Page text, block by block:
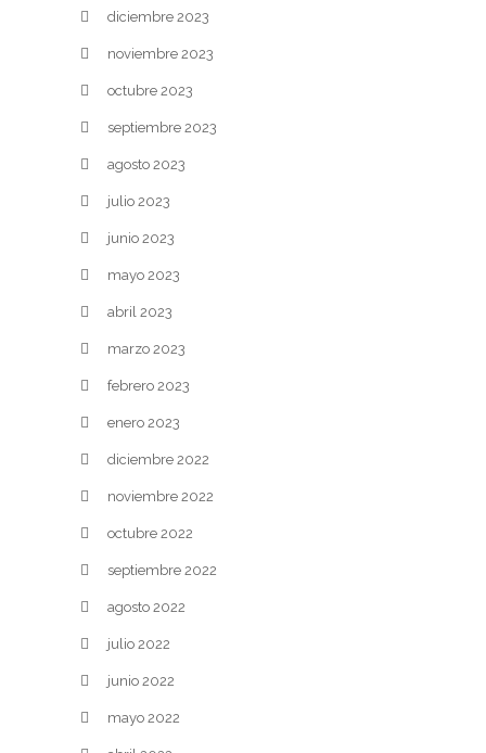
diciembre 2023
noviembre 2023
octubre 2023
septiembre 2023
agosto 2023
julio 2023
junio 2023
mayo 2023
abril 2023
marzo 2023
febrero 2023
enero 2023
diciembre 2022
noviembre 2022
octubre 2022
septiembre 2022
agosto 2022
julio 2022
junio 2022
mayo 2022